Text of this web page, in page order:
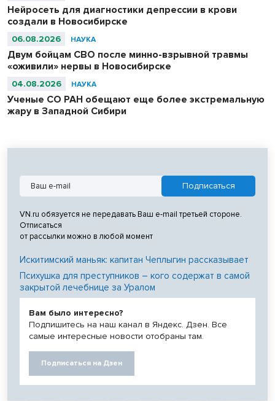
Нейросеть для диагностики депрессии в крови
создали в Новосибирске
06.08.2026 НАУКА
Двум бойцам СВО после минно-взрывной травмы
«оживили» нервы в Новосибирске
04.08.2026 НАУКА
Ученые СО РАН обещают еще более экстремальную
жару в Западной Сибири
VN.ru обязуется не передавать Ваш e-mail третьей стороне.
Отписаться
от рассылки можно в любой момент
Искитимский маньяк: капитан Чеплыгин рассказывает
Психушка для преступников – кого содержат в самой
закрытой лечебнице за Уралом
Вам было интересно?
Подпишитесь на наш канал в Яндекс. Дзен. Все
самые интересные новости отобраны там.
Подписаться на Дзен